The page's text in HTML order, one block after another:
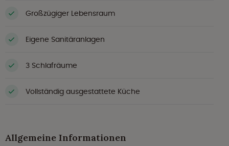
Großzügiger Lebensraum
Eigene Sanitäranlagen
3 Schlafräume
Vollständig ausgestattete Küche
Allgemeine Informationen